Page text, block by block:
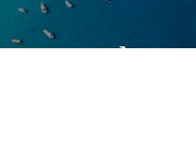
non solo